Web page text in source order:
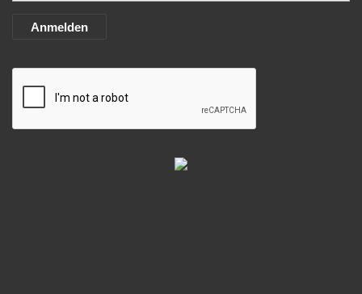
Anmelden